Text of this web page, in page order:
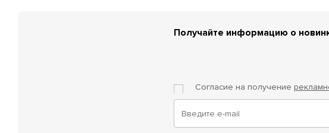
Получайте информацию о
Согласие на получение